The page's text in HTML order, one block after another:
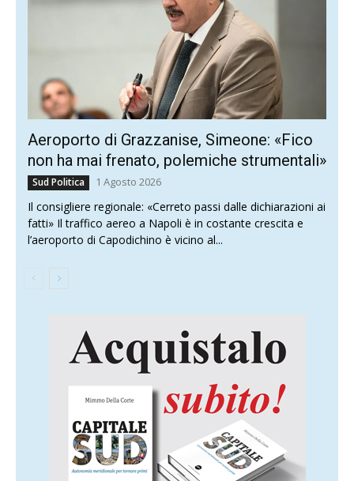
Aeroporto di Grazzanise, Simeone: «Fico
non ha mai frenato, polemiche strumentali»
Sud Politica 1 Agosto 2026
Il consigliere regionale: «Cerreto passi dalle dichiarazioni ai
fatti» Il traffico aereo a Napoli è in costante crescita e
l’aeroporto di Capodichino è vicino al...